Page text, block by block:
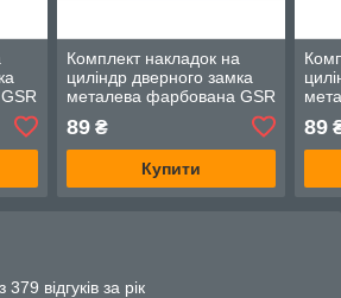
Комплект накладок на
циліндр дверного замка
металева фарбована GSR
89₴
Купити
89
відгуків за рік